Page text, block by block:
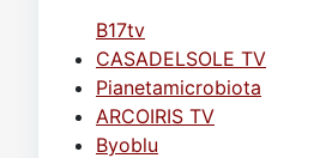
B17tv
CASADELSOLE TV
Pianetamicrobiota
ARCOIRIS TV
Byoblu